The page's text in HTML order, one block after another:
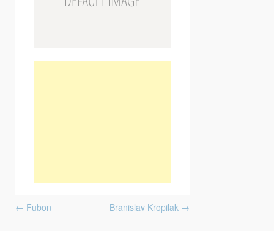
← Fubon Branislav Kropilak →